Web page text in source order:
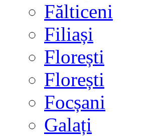
Fălticeni
Filiași
Florești
Florești
Focșani
Galați